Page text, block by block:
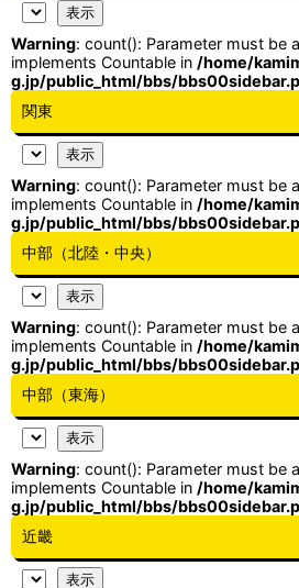
Warning: count(): Parameter must be
implements Countable in /home/
g.jp/public_html/bbs/
関東
Warning: count(): Parameter must be
implements Countable in /home/
g.jp/public_html/bbs/
中部（北陸・中央）
Warning: count(): Parameter must be
implements Countable in /home/
g.jp/public_html/bbs/
中部（東海）
Warning: count(): Parameter must be
implements Countable in /home/
g.jp/public_html/bbs/
近畿